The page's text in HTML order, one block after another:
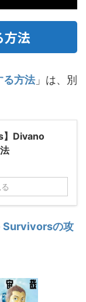
法
方法」は、別
】Divano
Survivorsの攻